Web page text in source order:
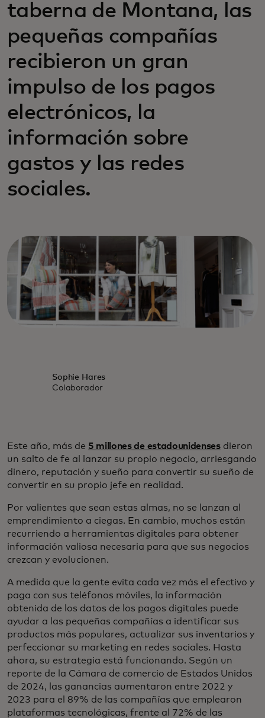
taberna de Montana, las
pequeñas compañías
recibieron un gran
impulso de los pagos
electrónicos, la
información sobre
gastos y las redes
sociales.
Sophie Hares
Colaborador
Este año, más de 5 millones de estadounidensesdieron
un salto de fe al lanzar su propio negocio, arriesgando
dinero, reputación y sueño para convertir su sueño de
convertir en su propio jefe en realidad.
Por valientes que sean estas almas, no se lanzan al
emprendimiento a ciegas. En cambio, muchos están
recurriendo a herramientas digitales para obtener
información valiosa necesaria para que sus negocios
crezcan y evolucionen.
A medida que la gente evita cada vez más el efectivo y
paga con sus teléfonos móviles, la información
obtenida de los datos de los pagos digitales puede
ayudar a las pequeñas compañías a identificar sus
productos más populares, actualizar sus inventarios y
perfeccionar su marketing en redes sociales. Hasta
ahora, su estrategia está funcionando. Según un
reporte de la Cámara de comercio de Estados Unidos
de 2024, las ganancias aumentaron entre 2022 y
2023 para el 89% de las compañías que emplearon
plataformas tecnológicas, frente al 72% de las